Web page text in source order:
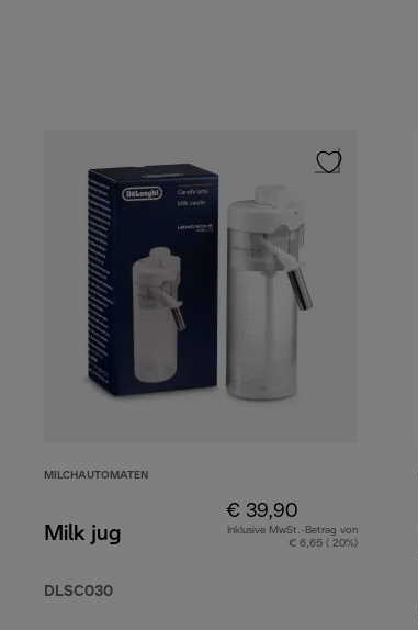
MILCHAUTOMATEN
Milk jug
DLSC030
€ 39,90
Inklusive MwSt.-Betrag von
€ 6,65 ( 20%)